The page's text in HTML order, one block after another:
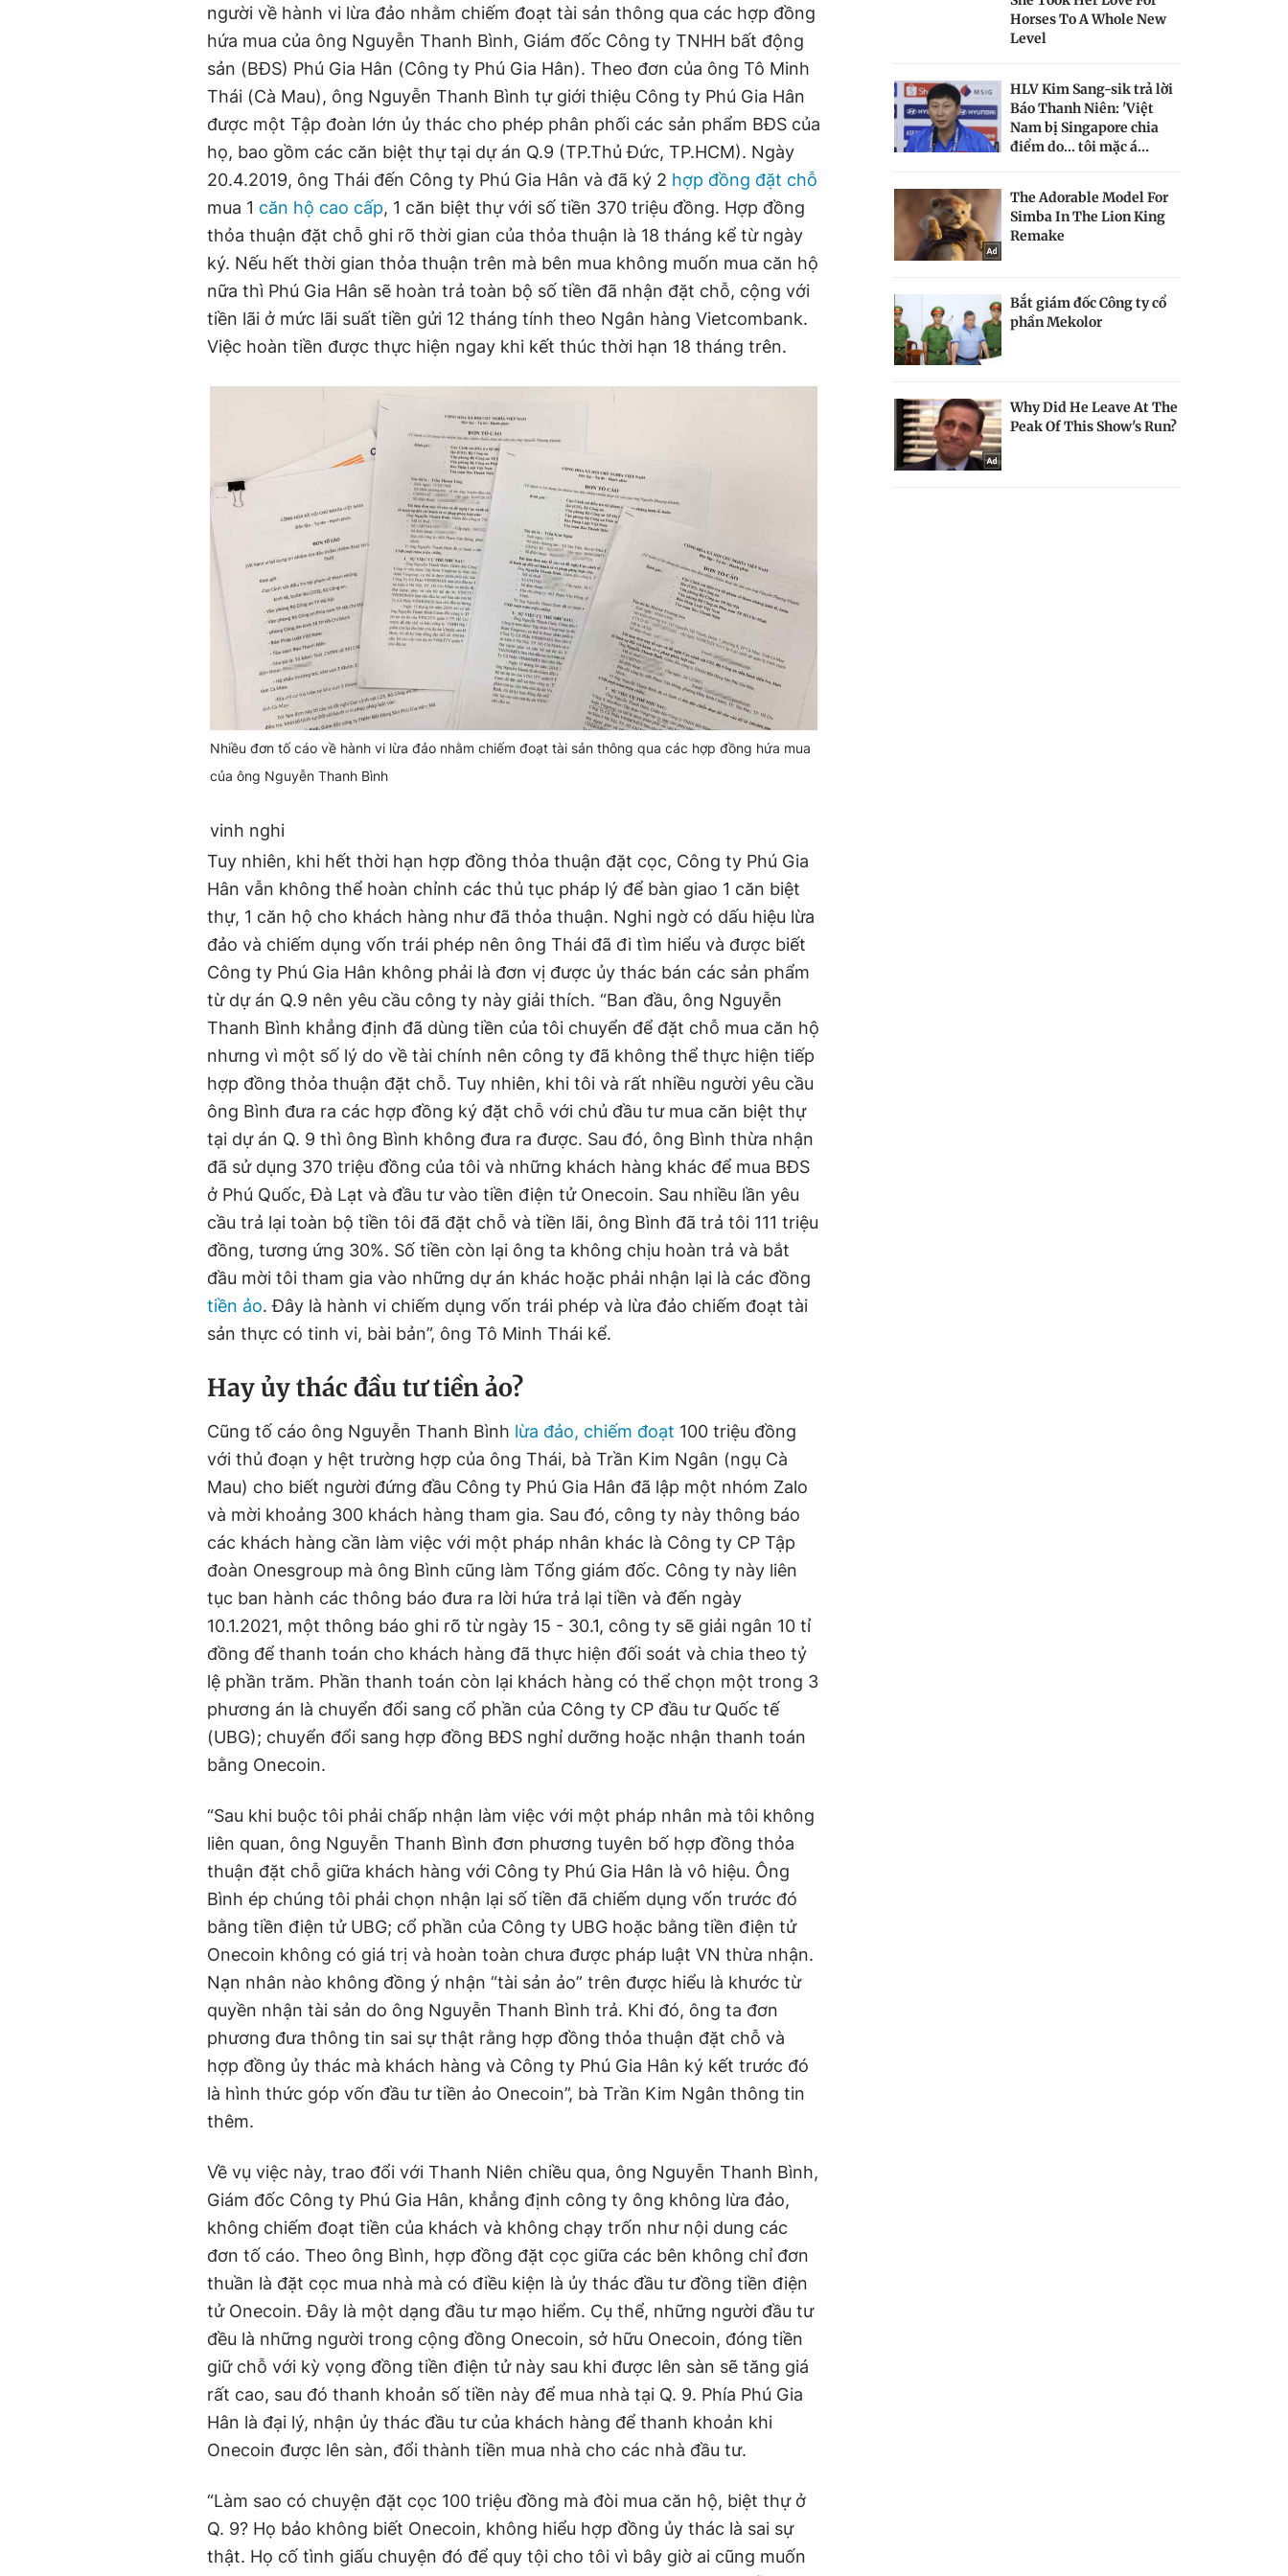
người về hành vi lừa đảo nhằm chiếm đoạt tài sản thông qua các hợp đồng
hứa mua của ông Nguyễn Thanh Bình, Giám đốc Công ty TNHH bất động
sản (BĐS) Phú Gia Hân (Công ty Phú Gia Hân). Theo đơn của ông Tô Minh
Thái (Cà Mau), ông Nguyễn Thanh Bình tự giới thiệu Công ty Phú Gia Hân
được một Tập đoàn lớn ủy thác cho phép phân phối các sản phẩm BĐS của
họ, bao gồm các căn biệt thự tại dự án Q.9 (TP.Thủ Đức, TP.HCM). Ngày
20.4.2019, ông Thái đến Công ty Phú Gia Hân và đã ký 2 hợp đồng đặt chỗ
mua 1 căn hộ cao cấp, 1 căn biệt thự với số tiền 370 triệu đồng. Hợp đồng
thỏa thuận đặt chỗ ghi rõ thời gian của thỏa thuận là 18 tháng kể từ ngày
ký. Nếu hết thời gian thỏa thuận trên mà bên mua không muốn mua căn hộ
nữa thì Phú Gia Hân sẽ hoàn trả toàn bộ số tiền đã nhận đặt chỗ, cộng với
tiền lãi ở mức lãi suất tiền gửi 12 tháng tính theo Ngân hàng Vietcombank.
Việc hoàn tiền được thực hiện ngay khi kết thúc thời hạn 18 tháng trên.
Nhiều đơn tố cáo về hành vi lừa đảo nhằm chiếm đoạt tài sản thông qua các hợp đồng hứa mua
của ông Nguyễn Thanh Bình
vinh nghi
Tuy nhiên, khi hết thời hạn hợp đồng thỏa thuận đặt cọc, Công ty Phú Gia
Hân vẫn không thể hoàn chỉnh các thủ tục pháp lý để bàn giao 1 căn biệt
thự, 1 căn hộ cho khách hàng như đã thỏa thuận. Nghi ngờ có dấu hiệu lừa
đảo và chiếm dụng vốn trái phép nên ông Thái đã đi tìm hiểu và được biết
Công ty Phú Gia Hân không phải là đơn vị được ủy thác bán các sản phẩm
từ dự án Q.9 nên yêu cầu công ty này giải thích. “Ban đầu, ông Nguyễn
Thanh Bình khẳng định đã dùng tiền của tôi chuyển để đặt chỗ mua căn hộ
nhưng vì một số lý do về tài chính nên công ty đã không thể thực hiện tiếp
hợp đồng thỏa thuận đặt chỗ. Tuy nhiên, khi tôi và rất nhiều người yêu cầu
ông Bình đưa ra các hợp đồng ký đặt chỗ với chủ đầu tư mua căn biệt thự
tại dự án Q. 9 thì ông Bình không đưa ra được. Sau đó, ông Bình thừa nhận
đã sử dụng 370 triệu đồng của tôi và những khách hàng khác để mua BĐS
ở Phú Quốc, Đà Lạt và đầu tư vào tiền điện tử Onecoin. Sau nhiều lần yêu
cầu trả lại toàn bộ tiền tôi đã đặt chỗ và tiền lãi, ông Bình đã trả tôi 111 triệu
đồng, tương ứng 30%. Số tiền còn lại ông ta không chịu hoàn trả và bắt
đầu mời tôi tham gia vào những dự án khác hoặc phải nhận lại là các đồng
tiền ảo. Đây là hành vi chiếm dụng vốn trái phép và lừa đảo chiếm đoạt tài
sản thực có tinh vi, bài bản”, ông Tô Minh Thái kể.
Hay ủy thác đầu tư tiền ảo?
Cũng tố cáo ông Nguyễn Thanh Bình lừa đảo, chiếm đoạt 100 triệu đồng
với thủ đoạn y hệt trường hợp của ông Thái, bà Trần Kim Ngân (ngụ Cà
Mau) cho biết người đứng đầu Công ty Phú Gia Hân đã lập một nhóm Zalo
và mời khoảng 300 khách hàng tham gia. Sau đó, công ty này thông báo
các khách hàng cần làm việc với một pháp nhân khác là Công ty CP Tập
đoàn Onesgroup mà ông Bình cũng làm Tổng giám đốc. Công ty này liên
tục ban hành các thông báo đưa ra lời hứa trả lại tiền và đến ngày
10.1.2021, một thông báo ghi rõ từ ngày 15 - 30.1, công ty sẽ giải ngân 10 tỉ
đồng để thanh toán cho khách hàng đã thực hiện đối soát và chia theo tỷ
lệ phần trăm. Phần thanh toán còn lại khách hàng có thể chọn một trong 3
phương án là chuyển đổi sang cổ phần của Công ty CP đầu tư Quốc tế
(UBG); chuyển đổi sang hợp đồng BĐS nghỉ dưỡng hoặc nhận thanh toán
bằng Onecoin.
“Sau khi buộc tôi phải chấp nhận làm việc với một pháp nhân mà tôi không
liên quan, ông Nguyễn Thanh Bình đơn phương tuyên bố hợp đồng thỏa
thuận đặt chỗ giữa khách hàng với Công ty Phú Gia Hân là vô hiệu. Ông
Bình ép chúng tôi phải chọn nhận lại số tiền đã chiếm dụng vốn trước đó
bằng tiền điện tử UBG; cổ phần của Công ty UBG hoặc bằng tiền điện tử
Onecoin không có giá trị và hoàn toàn chưa được pháp luật VN thừa nhận.
Nạn nhân nào không đồng ý nhận “tài sản ảo” trên được hiểu là khước từ
quyền nhận tài sản do ông Nguyễn Thanh Bình trả. Khi đó, ông ta đơn
phương đưa thông tin sai sự thật rằng hợp đồng thỏa thuận đặt chỗ và
hợp đồng ủy thác mà khách hàng và Công ty Phú Gia Hân ký kết trước đó
là hình thức góp vốn đầu tư tiền ảo Onecoin”, bà Trần Kim Ngân thông tin
thêm.
Về vụ việc này, trao đổi với Thanh Niên chiều qua, ông Nguyễn Thanh Bình,
Giám đốc Công ty Phú Gia Hân, khẳng định công ty ông không lừa đảo,
không chiếm đoạt tiền của khách và không chạy trốn như nội dung các
đơn tố cáo. Theo ông Bình, hợp đồng đặt cọc giữa các bên không chỉ đơn
thuần là đặt cọc mua nhà mà có điều kiện là ủy thác đầu tư đồng tiền điện
tử Onecoin. Đây là một dạng đầu tư mạo hiểm. Cụ thể, những người đầu tư
đều là những người trong cộng đồng Onecoin, sở hữu Onecoin, đóng tiền
giữ chỗ với kỳ vọng đồng tiền điện tử này sau khi được lên sàn sẽ tăng giá
rất cao, sau đó thanh khoản số tiền này để mua nhà tại Q. 9. Phía Phú Gia
Hân là đại lý, nhận ủy thác đầu tư của khách hàng để thanh khoản khi
Onecoin được lên sàn, đổi thành tiền mua nhà cho các nhà đầu tư.
“Làm sao có chuyện đặt cọc 100 triệu đồng mà đòi mua căn hộ, biệt thự ở
Q. 9? Họ bảo không biết Onecoin, không hiểu hợp đồng ủy thác là sai sự
thật. Họ cố tình giấu chuyện đó để quy tội cho tôi vì bây giờ ai cũng muốn